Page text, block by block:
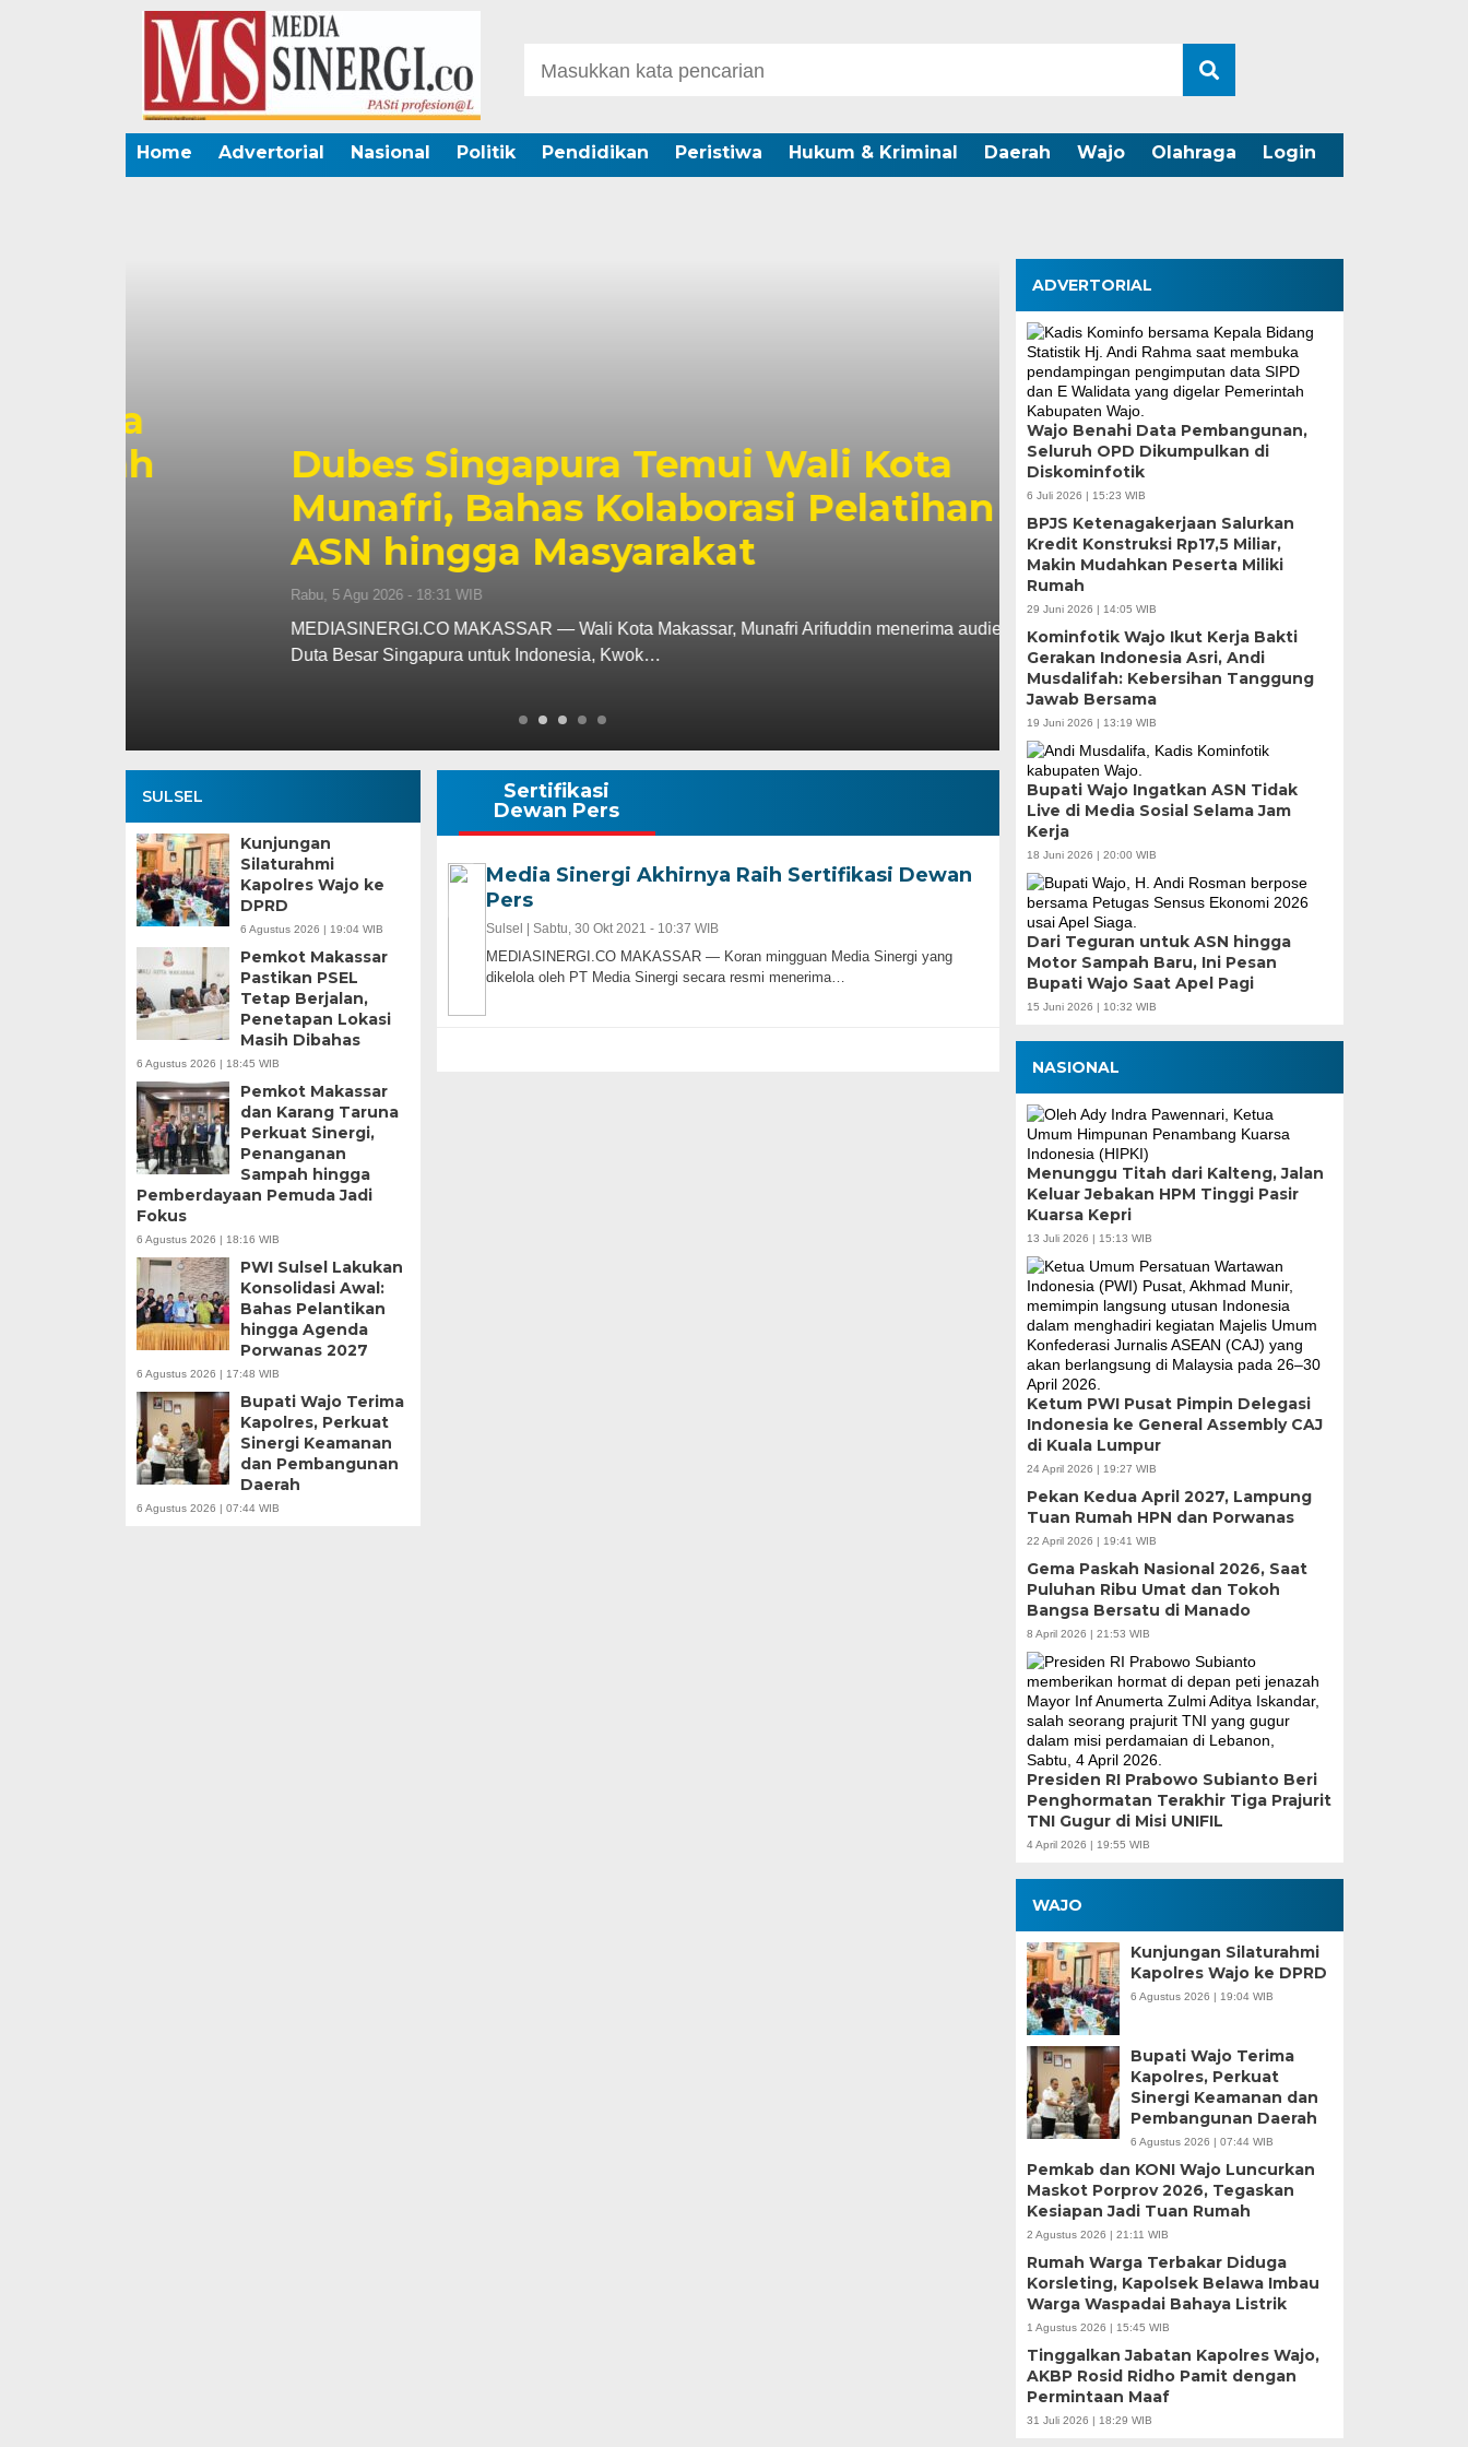
Home Advertorial Nasional Politik Pendidikan Peristiwa Hukum & Kriminal Daerah Wajo Olahraga Login
Dubes Singapura Temui Wali Kota
Munafri, Bahas Kolaborasi Pelatihan
ASN hingga Masyarakat
Rabu, 5 Agu 2026 - 18:31 WIB
MEDIASINERGI.CO MAKASSAR — Wali Kota Makassar, Munafri Arifuddin menerima audiensi
Duta Besar Singapura untuk Indonesia, Kwok…
Wali Kota Munafri
Pangan Tinjau
Nelayan Merah
Rabu, 5 Agu 2026 - 07:32 WIB
MEDIASINERGI.CO MAKASSAR — Wali Kota
Koordinator Bidang Pangan, Zulkifli Hasan,
SULSEL
Kunjungan
Silaturahmi
Kapolres Wajo ke
DPRD
6 Agustus 2026 | 19:04 WIB
Pemkot Makassar
Pastikan PSEL
Tetap Berjalan,
Penetapan Lokasi
Masih Dibahas
6 Agustus 2026 | 18:45 WIB
Pemkot Makassar
dan Karang Taruna
Perkuat Sinergi,
Penanganan
Sampah hingga
Pemberdayaan Pemuda Jadi
Fokus
6 Agustus 2026 | 18:16 WIB
PWI Sulsel Lakukan
Konsolidasi Awal:
Bahas Pelantikan
hingga Agenda
Porwanas 2027
6 Agustus 2026 | 17:48 WIB
Bupati Wajo Terima
Kapolres, Perkuat
Sinergi Keamanan
dan Pembangunan
Daerah
6 Agustus 2026 | 07:44 WIB
Sertifikasi
Dewan Pers
Media Sinergi Akhirnya Raih Sertifikasi Dewan
Pers
Sulsel | Sabtu, 30 Okt 2021 - 10:37 WIB
MEDIASINERGI.CO MAKASSAR — Koran mingguan Media Sinergi yang
dikelola oleh PT Media Sinergi secara resmi menerima…
ADVERTORIAL
Wajo Benahi Data Pembangunan,
Seluruh OPD Dikumpulkan di
Diskominfotik
6 Juli 2026 | 15:23 WIB
BPJS Ketenagakerjaan Salurkan
Kredit Konstruksi Rp17,5 Miliar,
Makin Mudahkan Peserta Miliki
Rumah
29 Juni 2026 | 14:05 WIB
Kominfotik Wajo Ikut Kerja Bakti
Gerakan Indonesia Asri, Andi
Musdalifah: Kebersihan Tanggung
Jawab Bersama
19 Juni 2026 | 13:19 WIB
Bupati Wajo Ingatkan ASN Tidak
Live di Media Sosial Selama Jam
Kerja
18 Juni 2026 | 20:00 WIB
Dari Teguran untuk ASN hingga
Motor Sampah Baru, Ini Pesan
Bupati Wajo Saat Apel Pagi
15 Juni 2026 | 10:32 WIB
NASIONAL
Menunggu Titah dari Kalteng, Jalan
Keluar Jebakan HPM Tinggi Pasir
Kuarsa Kepri
13 Juli 2026 | 15:13 WIB
Ketum PWI Pusat Pimpin Delegasi
Indonesia ke General Assembly CAJ
di Kuala Lumpur
24 April 2026 | 19:27 WIB
Pekan Kedua April 2027, Lampung
Tuan Rumah HPN dan Porwanas
22 April 2026 | 19:41 WIB
Gema Paskah Nasional 2026, Saat
Puluhan Ribu Umat dan Tokoh
Bangsa Bersatu di Manado
8 April 2026 | 21:53 WIB
Presiden RI Prabowo Subianto Beri
Penghormatan Terakhir Tiga Prajurit
TNI Gugur di Misi UNIFIL
4 April 2026 | 19:55 WIB
WAJO
Kunjungan Silaturahmi
Kapolres Wajo ke DPRD
6 Agustus 2026 | 19:04 WIB
Bupati Wajo Terima
Kapolres, Perkuat
Sinergi Keamanan dan
Pembangunan Daerah
6 Agustus 2026 | 07:44 WIB
Pemkab dan KONI Wajo Luncurkan
Maskot Porprov 2026, Tegaskan
Kesiapan Jadi Tuan Rumah
2 Agustus 2026 | 21:11 WIB
Rumah Warga Terbakar Diduga
Korsleting, Kapolsek Belawa Imbau
Warga Waspadai Bahaya Listrik
1 Agustus 2026 | 15:45 WIB
Tinggalkan Jabatan Kapolres Wajo,
AKBP Rosid Ridho Pamit dengan
Permintaan Maaf
31 Juli 2026 | 18:29 WIB